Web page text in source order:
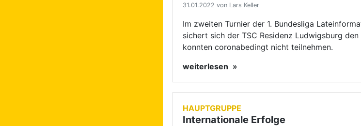
Im spanischen Fene wurden am vergangenen
Wochenende nicht nur das Qualifikationsturnier
für die World Games 2022 durchgeführt. Im
Rahmen des DanceSport CUP fanden zahlreiche
VERBAND